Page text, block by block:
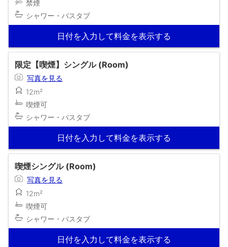
禁煙
シャワー・バスタブ
日付を入力して料金を表示する
限定【喫煙】シングル (Room)
写真を見る
12m²
喫煙可
シャワー・バスタブ
日付を入力して料金を表示する
喫煙シングル (Room)
写真を見る
12m²
喫煙可
シャワー・バスタブ
日付を入力して料金を表示する